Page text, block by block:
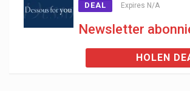
DEAL Expires N/A
Newsletter
HOLEN